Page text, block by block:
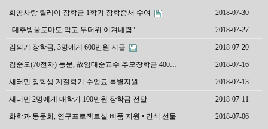
화공사랑 릴레이 장학금 1학기 장학증서 수여 2018-07-30
"대추방울토마토 먹고 무더위 이겨내렴" 2018-07-27
김의기 장학금, 3명에게 600만원 지급 2018-07-20
김준오(70전자) 동문, 故임태순교수 추모장학금 400… 2018-07-16
새터민 장학생 계절학기 수업료 특별지원 2018-07-13
새터민 2명에게 매학기 100만원 장학금 전달 2018-07-11
화학과 동문회, 연구프로젝트실 비품 지원 • 간식 선물 2018-07-06